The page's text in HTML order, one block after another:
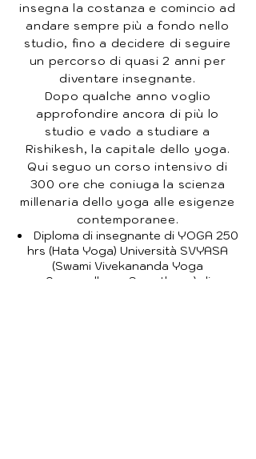
insegna la costanza e comincio ad
andare sempre più a fondo nello
studio, fino a decidere di seguire
un percorso di quasi 2 anni per
diventare insegnante.
Dopo qualche anno voglio
approfondire ancora di più lo
studio e vado a studiare a
Rishikesh, la capitale dello yoga.
Qui seguo un corso intensivo di
300 ore che coniuga la scienza
millenaria dello yoga alle esigenze
contemporanee.
Diploma di insegnante di YOGA 250
hrs (Hata Yoga) Università SVYASA
(Swami Vivekananda Yoga
Anusandhana Samsthana) di